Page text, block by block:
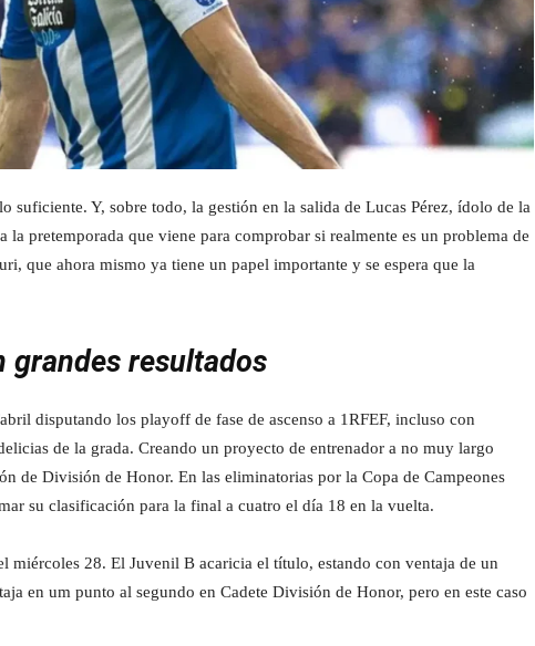
Y, sobre todo, la gestión en la salida de Lucas Pérez, ídolo de la
pretemporada que viene para comprobar si realmente es un problema de
que ahora mismo ya tiene un papel importante y se espera que la
grandes resultados
disputando los playoff de fase de ascenso a 1RFEF, incluso con
de la grada. Creando un proyecto de entrenador a no muy largo
de División de Honor. En las eliminatorias por la Copa de Campeones
su clasificación para la final a cuatro el día 18 en la vuelta.
miércoles 28. El Juvenil B acaricia el título, estando con ventaja de un
en um punto al segundo en Cadete División de Honor, pero en este caso